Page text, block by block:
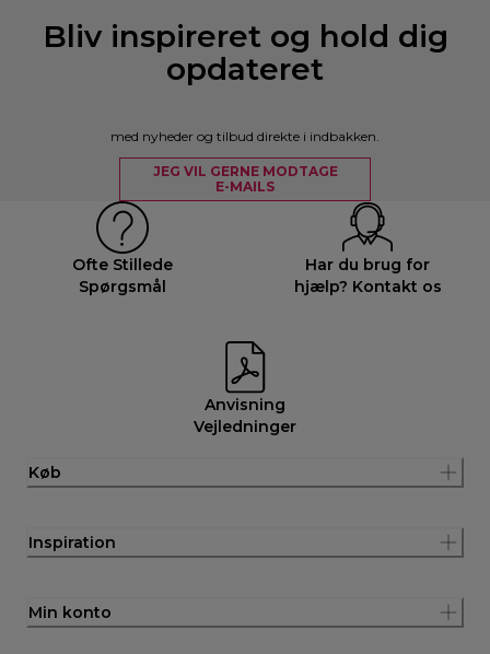
Bliv inspireret og hold dig
opdateret
med nyheder og tilbud direkte i indbakken.
JEG VIL GERNE MODTAGE
E-MAILS
Ofte Stillede
Spørgsmål
Har du brug for
hjælp? Kontakt os
Anvisning
Vejledninger
Køb
Inspiration
Min konto